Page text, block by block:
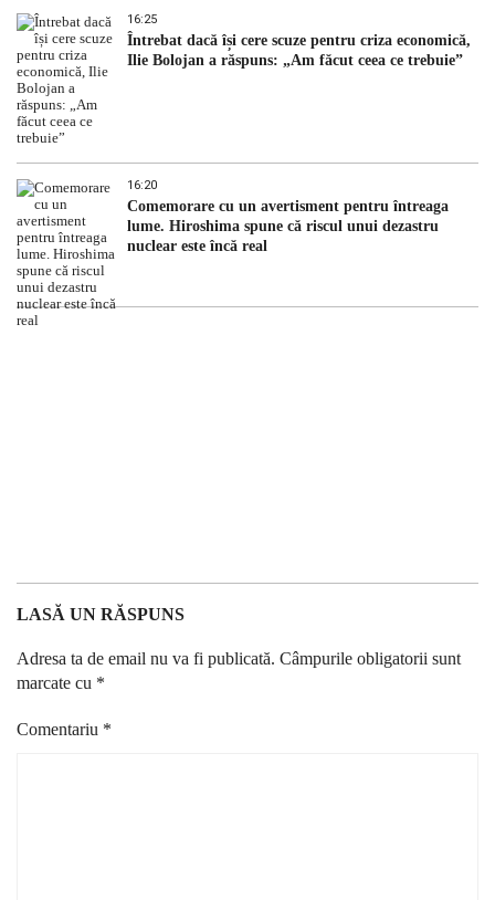
16:25
Întrebat dacă își cere scuze pentru criza economică,
Ilie Bolojan a răspuns: „Am făcut ceea ce trebuie”
16:20
Comemorare cu un avertisment pentru întreaga
lume. Hiroshima spune că riscul unui dezastru
nuclear este încă real
LASĂ UN RĂSPUNS
Adresa ta de email nu va fi publicată. Câmpurile obligatorii sunt
marcate cu *
Comentariu *